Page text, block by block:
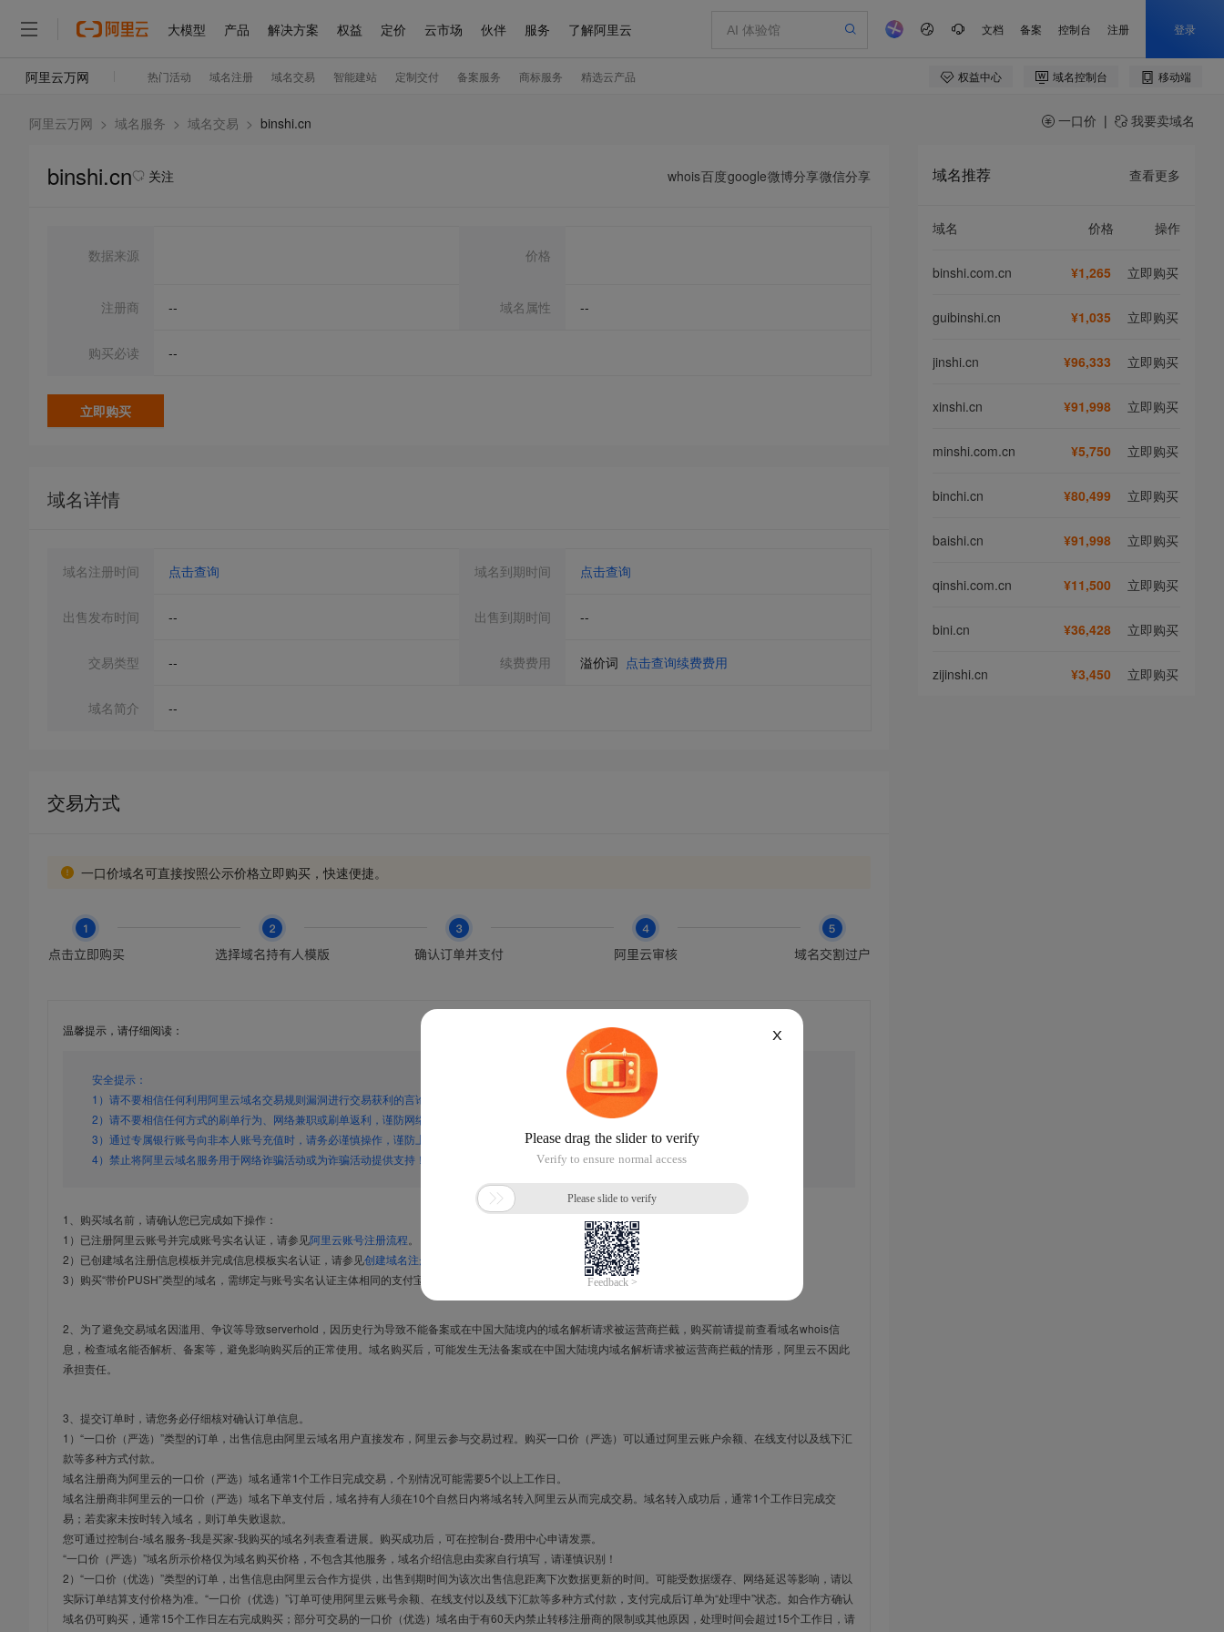
阿里云万网 > 域名服务 > 域名交易 > binshi.cn 一口价 | 我要卖域名
binshi.cn 关注 whois百度google微博分享微信分享
数据来源 价格
注册商 -- 域名属性 --
购买必读 --
立即购买
域名详情
域名注册时间 点击查询 域名到期时间 点击查询
出售发布时间 -- 出售到期时间 --
交易类型 -- 续费费用 溢价词 点击查询续费费用
域名简介 --
交易方式
一口价域名可直接按照公示价格立即购买，快速便捷。
温馨提示，请仔细阅读：
安全提示：
1）请不要相信任何利用阿里云域名交易规则漏洞进行交易获利的言论，谨防上当受骗！
2）请不要相信任何方式的刷单行为、网络兼职或刷单返利，谨防网络诈骗！
3）通过专属银行账号向非本人账号充值时，请务必谨慎操作，谨防上当受骗！
4）禁止将阿里云域名服务用于网络诈骗活动或为诈骗活动提供支持！
1、购买域名前，请确认您已完成如下操作：
1）已注册阿里云账号并完成账号实名认证，请参见阿里云账号注册流程
2）已创建域名注册信息模板并完成信息模板实名认证，请参见创建域名注册信息模板
3）购买“带价PUSH”类型的域名，需绑定与账号实名认证主体相同的支付宝，进入
完成绑定。
2、为了避免交易域名因滥用、争议等导致serverhold，因历史行为导致不能备案或在中国大陆境内的域名解析请求被运营商拦截，购买前请提前查看域名whois信
息，检查域名能否解析、备案等，避免影响购买后的正常使用。域名购买后，可能发生无法备案或在中国大陆境内域名解析请求被运营商拦截的情形，阿里云不因此
承担责任。
3、提交订单时，请您务必仔细核对确认订单信息。
1）“一口价（严选）”类型的订单，出售信息由阿里云域名用户直接发布，阿里云参与交易过程。购买一口价（严选）可以通过阿里云账户余额、在线支付以及线下汇
款等多种方式付款。
域名注册商为阿里云的一口价（严选）域名通常1个工作日完成交易，个别情况可能需要5个以上工作日。
域名注册商非阿里云的一口价（严选）域名下单支付后，域名持有人须在10个自然日内将域名转入阿里云从而完成交易。域名转入成功后，通常1个工作日完成交
易；若卖家未按时转入域名，则订单失败退款。
您可通过控制台-域名服务-我是买家-我购买的域名列表查看进展。购买成功后，可在控制台-费用中心申请发票。
“一口价（严选）”域名所示价格仅为域名购买价格，不包含其他服务，域名介绍信息由卖家自行填写，请谨慎识别！
2）“一口价（优选）”类型的订单，出售信息由阿里云合作方提供，出售到期时间为该次出售信息距离下次数据更新的时间。可能受数据缓存、网络延迟等影响，请以
实际订单结算支付价格为准。“一口价（优选）”订单可使用阿里云账号余额、在线支付以及线下汇款等多种方式付款，支付完成后订单为“处理中”状态。如合作方确认
域名仍可购买，通常15个工作日左右完成购买；部分可交易的一口价（优选）域名由于有60天内禁止转移注册商的限制或其他原因，处理时间会超过15个工作日，请
域名推荐 查看更多
域名 价格 操作
binshi.com.cn ¥1,265 立即购买
guibinshi.cn ¥1,035 立即购买
jinshi.cn ¥96,333 立即购买
xinshi.cn ¥91,998 立即购买
minshi.com.cn ¥5,750 立即购买
binchi.cn ¥80,499 立即购买
baishi.cn ¥91,998 立即购买
qinshi.com.cn ¥11,500 立即购买
bini.cn ¥36,428 立即购买
zijinshi.cn ¥3,450 立即购买
X